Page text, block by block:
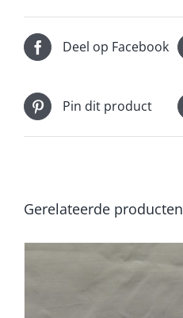
Deel op Facebook
Pin dit product
Gerelateerde producten